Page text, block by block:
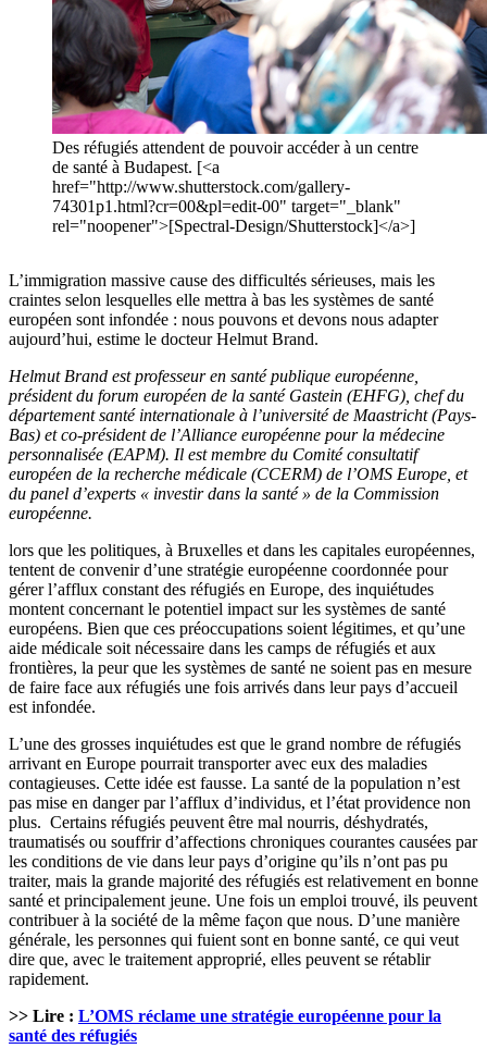
Des réfugiés attendent de pouvoir accéder à un centre
de santé à Budapest. [<a
href="http://www.shutterstock.com/gallery-
74301p1.html?cr=00&pl=edit-00" target="_blank"
rel="noopener">[Spectral-Design/Shutterstock]</a>]
L’immigration massive cause des difficultés sérieuses, mais les
craintes selon lesquelles elle mettra à bas les systèmes de santé
européen sont infondée : nous pouvons et devons nous adapter
aujourd’hui, estime le docteur Helmut Brand.
Helmut Brand est professeur en santé publique européenne,
président du forum européen de la santé Gastein (EHFG), chef du
département santé internationale à l’université de Maastricht (Pays-
Bas) et co-président de l’Alliance européenne pour la médecine
personnalisée (EAPM). Il est membre du Comité consultatif
européen de la recherche médicale (CCERM) de l’OMS Europe, et
du panel d’experts « investir dans la santé » de la Commission
européenne.
lors que les politiques, à Bruxelles et dans les capitales européennes,
tentent de convenir d’une stratégie européenne coordonnée pour
gérer l’afflux constant des réfugiés en Europe, des inquiétudes
montent concernant le potentiel impact sur les systèmes de santé
européens. Bien que ces préoccupations soient légitimes, et qu’une
aide médicale soit nécessaire dans les camps de réfugiés et aux
frontières, la peur que les systèmes de santé ne soient pas en mesure
de faire face aux réfugiés une fois arrivés dans leur pays d’accueil
est infondée.
L’une des grosses inquiétudes est que le grand nombre de réfugiés
arrivant en Europe pourrait transporter avec eux des maladies
contagieuses. Cette idée est fausse. La santé de la population n’est
pas mise en danger par l’afflux d’individus, et l’état providence non
plus. Certains réfugiés peuvent être mal nourris, déshydratés,
traumatisés ou souffrir d’affections chroniques courantes causées par
les conditions de vie dans leur pays d’origine qu’ils n’ont pas pu
traiter, mais la grande majorité des réfugiés est relativement en bonne
santé et principalement jeune. Une fois un emploi trouvé, ils peuvent
contribuer à la société de la même façon que nous. D’une manière
générale, les personnes qui fuient sont en bonne santé, ce qui veut
dire que, avec le traitement approprié, elles peuvent se rétablir
rapidement.
>> Lire : L’OMS réclame une stratégie européenne pour la
santé des réfugiés